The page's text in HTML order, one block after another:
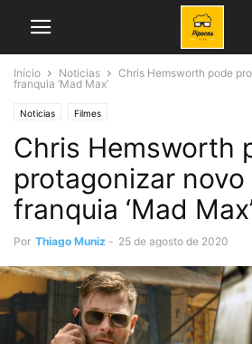
Início Noticias
Chris Hemsworth pode
franquia ‘Mad Max’
Noticias Filmes
Chris Hemsworth
protagonizar novo
franquia ‘Mad
Por Thiago Muniz - 25 de agosto de 2020